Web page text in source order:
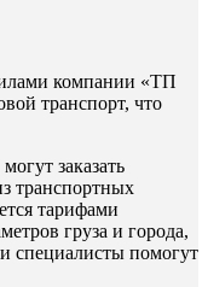
компании «ТП
транспорт, что
заказать
транспортных
тарифами
груза и города,
специалисты помогут